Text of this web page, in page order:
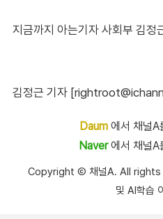
지금까지 아는기자 사회부 김정
김정근 기자
Daum에서 채널A
Naver에서 채널A
Copyright Ⓒ 채널A. All rights
및 AI학습